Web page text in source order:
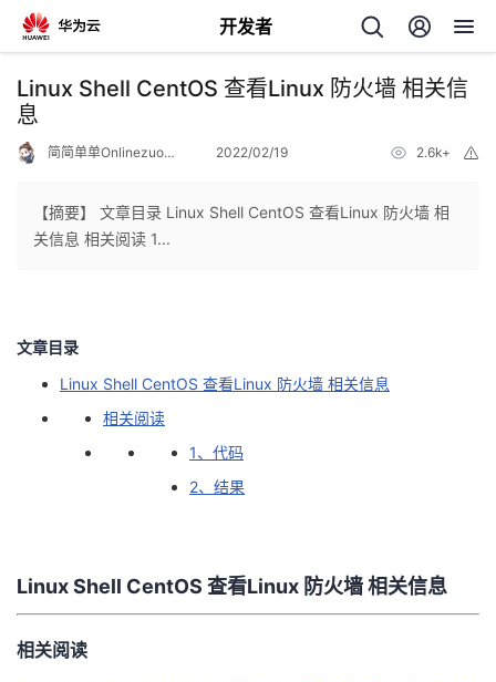
开发者
返
回
页
开
我
的
我
Linux Shell CentOS 查看Linux 防火墙 相关信
息
简简单单Onlinezuozuo 2022/02/19 2.6k+
【摘要】 文章目录 Linux Shell CentOS 查看Linux 防火墙 相
关信息 相关阅读 1...
文章目录
Linux Shell CentOS 查看Linux 防火墙 相关信息
相关阅读
1、代码
2、结果
Linux Shell CentOS 查看Linux 防火墙 相关信息
相关阅读